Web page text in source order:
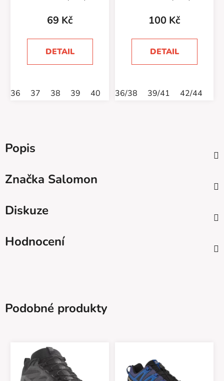
69 Kč
DETAIL
36 37 38 39 40 41 42 43 46
100 Kč
DETAIL
36/38 39/41 42/44
Popis
Značka Salomon
Diskuze
Hodnocení
Podobné produkty